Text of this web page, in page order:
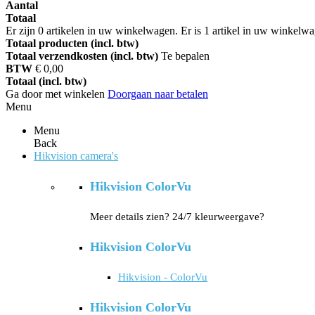
Aantal
Totaal
Er zijn 0 artikelen in uw winkelwagen. Er is 1 artikel in uw
Totaal producten (incl. btw)
Totaal verzendkosten (incl. btw) Te bepalen
BTW € 0,00
Totaal (incl. btw)
Ga door met winkelen Doorgaan naar betalen
Menu
Menu
Back
Hikvision camera's
Hikvision ColorVu
Meer details zien? 24/7 kleurweergave?
Hikvision ColorVu
Hikvision - ColorVu
Hikvision ColorVu